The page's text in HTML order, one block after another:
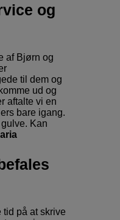
og
af Bjørn og
til dem og
ud og
aftalte vi en
bare igang.
Kan
tid på at skrive